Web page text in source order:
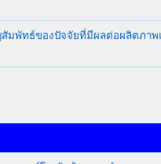
มพัทธ์ของปัจจัยที่มีผลต่อผลิตภาพ